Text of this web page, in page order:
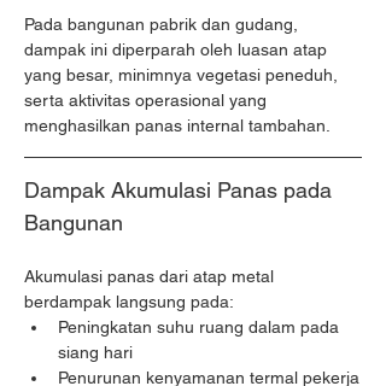
Pada bangunan pabrik dan gudang,
dampak ini diperparah oleh luasan atap
yang besar, minimnya vegetasi peneduh,
serta aktivitas operasional yang
menghasilkan panas internal tambahan.
Dampak Akumulasi Panas pada
Bangunan
Akumulasi panas dari atap metal
berdampak langsung pada:
Peningkatan suhu ruang dalam pada
siang hari
Penurunan kenyamanan termal pekerja